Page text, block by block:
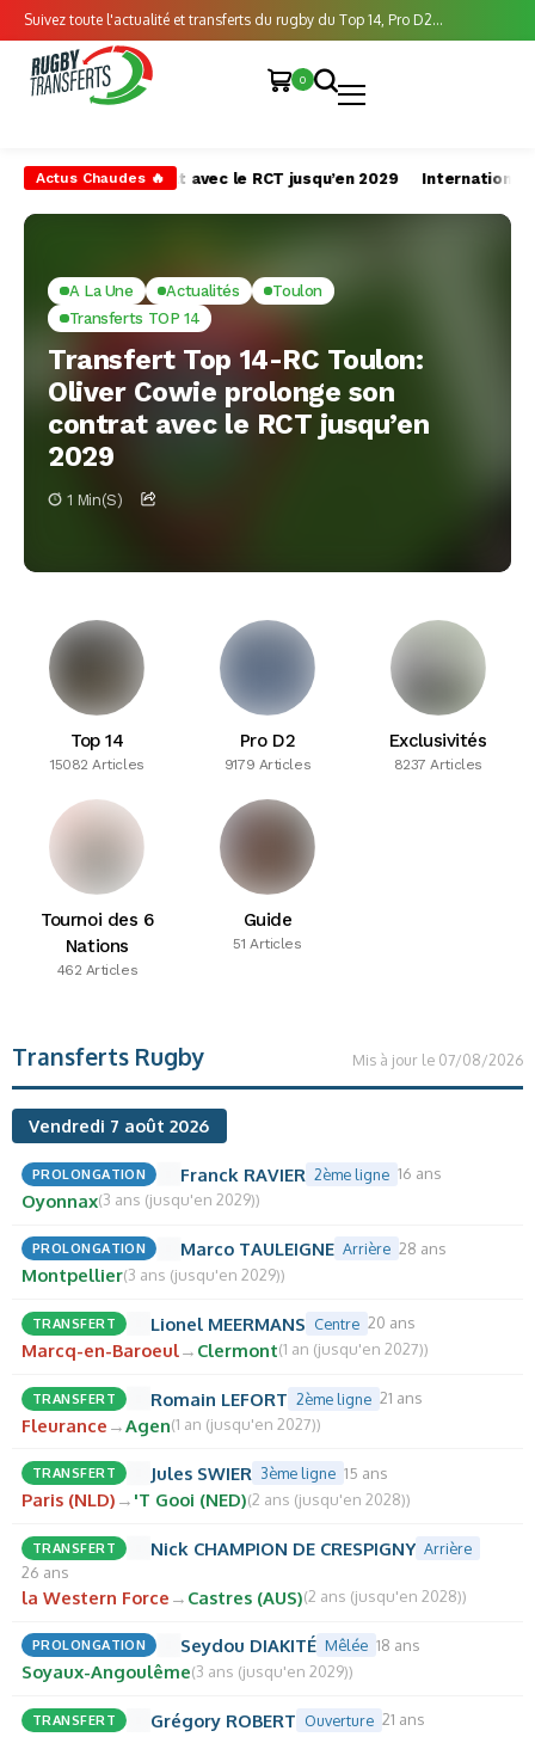
Suivez toute l'actualité et transferts du rugby du Top 14, Pro D2...
0
Actus Chaudes 🔥
avec le RCT jusqu’en 2029 International-Super Rugby:
A La Une Actualités
Toulon
Transferts TOP 14
Transfert Top 14-RC Toulon:
Oliver Cowie prolonge son
contrat avec le RCT jusqu’en
2029
1 Min(s)
Top 14
15082 Articles
Pro D2
9179 Articles
Exclusivités
8237 Articles
Tournoi des 6
Nations
462 Articles
Guide
51 Articles
Transferts Rugby Mis à jour le 07/08/2026
Vendredi 7 août 2026
PROLONGATION Franck RAVIER 2ème ligne 16 ans
Oyonnax(3 ans (jusqu'en 2029))
PROLONGATION Marco TAULEIGNE Arrière 28 ans
Montpellier(3 ans (jusqu'en 2029))
TRANSFERT Lionel MEERMANS Centre 20 ans
Marcq-en-Baroeul→ Clermont(1 an (jusqu'en 2027))
TRANSFERT Romain LEFORT 2ème ligne 21 ans
Fleurance → Agen(1 an (jusqu'en 2027))
TRANSFERT Jules SWIER 3ème ligne 15 ans
Paris (NLD) → 'T Gooi (NED)(2 ans (jusqu'en 2028))
TRANSFERT Nick CHAMPION DE CRESPIGNY Arrière
26 ans
la Western Force → Castres (AUS)(2 ans (jusqu'en 2028))
PROLONGATION Seydou DIAKITÉ Mêlée 18 ans
Soyaux-Angoulême(3 ans (jusqu'en 2029))
TRANSFERT Grégory ROBERT Ouverture 21 ans